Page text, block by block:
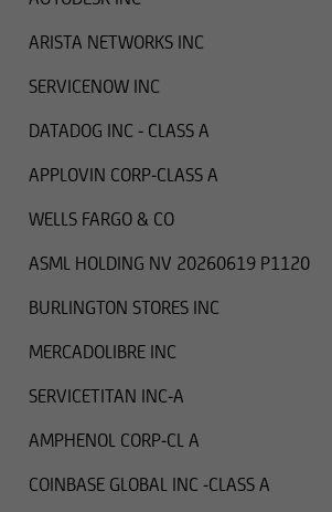
ARISTA NETWORKS INC
SERVICENOW INC
DATADOG INC - CLASS A
APPLOVIN CORP-CLASS A
WELLS FARGO & CO
ASML HOLDING NV 20260619 P1120
BURLINGTON STORES INC
MERCADOLIBRE INC
SERVICETITAN INC-A
AMPHENOL CORP-CL A
COINBASE GLOBAL INC -CLASS A